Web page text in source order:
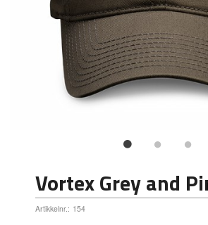
Vortex Grey and
Artikkelnr.: 154